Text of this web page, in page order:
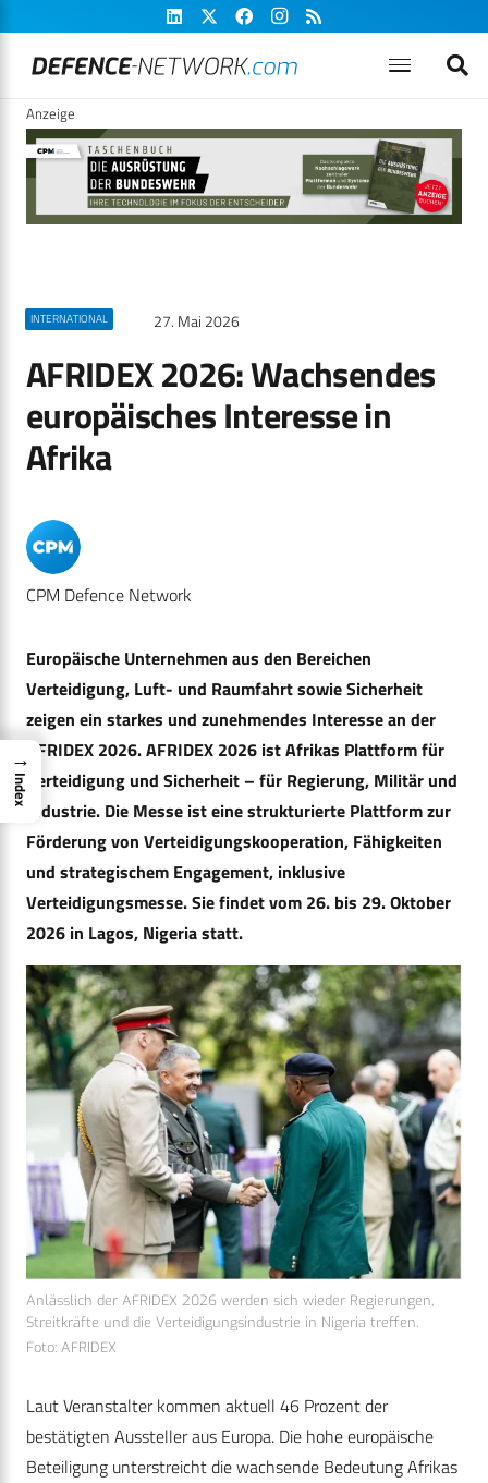
Anzeige
INTERNATIONAL 27. Mai 2026
AFRIDEX 2026: Wachsendes
europäisches Interesse in
Afrika
CPM Defence Network
Europäische Unternehmen aus den Bereichen
Verteidigung, Luft- und Raumfahrt sowie Sicherheit
zeigen ein starkes und zunehmendes Interesse an der
AFRIDEX 2026. AFRIDEX 2026 ist Afrikas Plattform für
Verteidigung und Sicherheit – für Regierung, Militär und
Industrie. Die Messe ist eine strukturierte Plattform zur
Förderung von Verteidigungskooperation, Fähigkeiten
und strategischem Engagement, inklusive
Verteidigungsmesse. Sie findet vom 26. bis 29. Oktober
2026 in Lagos, Nigeria statt.
Anlässlich der AFRIDEX 2026 werden sich wieder Regierungen,
Streitkräfte und die Verteidigungsindustrie in Nigeria treffen.
Foto: AFRIDEX
Laut Veranstalter kommen aktuell 46 Prozent der
bestätigten Aussteller aus Europa. Die hohe europäische
Beteiligung unterstreicht die wachsende Bedeutung Afrikas
→
Index